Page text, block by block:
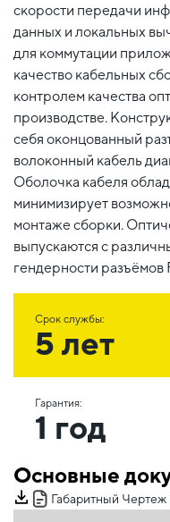
скорости передачи
данных и локальных
для коммутации
качество кабельных
контролем качества
производстве.
себя оконцованный
волоконный кабель
Оболочка кабеля
минимизирует
монтаже сборки.
выпускаются с
гендерности
Срок службы:
5 лет
Гарантия:
1 год
Основные
Габаритный Чертеж